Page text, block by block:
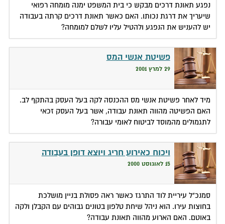
נפגע תאונת דרכים מבקש כי בית המשפט ימנה מומחה רפואי
שיעריך את דרגת נכותו. האם כאשר תאונת דרכים קרתה בעבודה
יש להעניש את הנפגע ולהטיל עליו לשלם למומחה?
פשיטת אנשי המס
29 למרץ 2001
מיד לאחר פשיטת אנשי מס ההכנסה לקה בעל העסק בהתקף לב.
האם הפשיטה מהווה תאונת עבודה, אשר בעל העסק זכאי
לתגמולים מהמוסד לביטוח לאומי עבורה?
ויכוח כאירוע חריג ויוצא דופן בעבודה
15 לאוגוסט 2000
סמנכ"ל עיריית לוד התרגז כאשר ראה פסולת בניין מושלכת
בחוצות עירו. הוא ניהל שיחת טלפון בטונים גבוהים עם הקבלן ולקה
באוטם. האם הארוע מהווה תאונת עבודה?